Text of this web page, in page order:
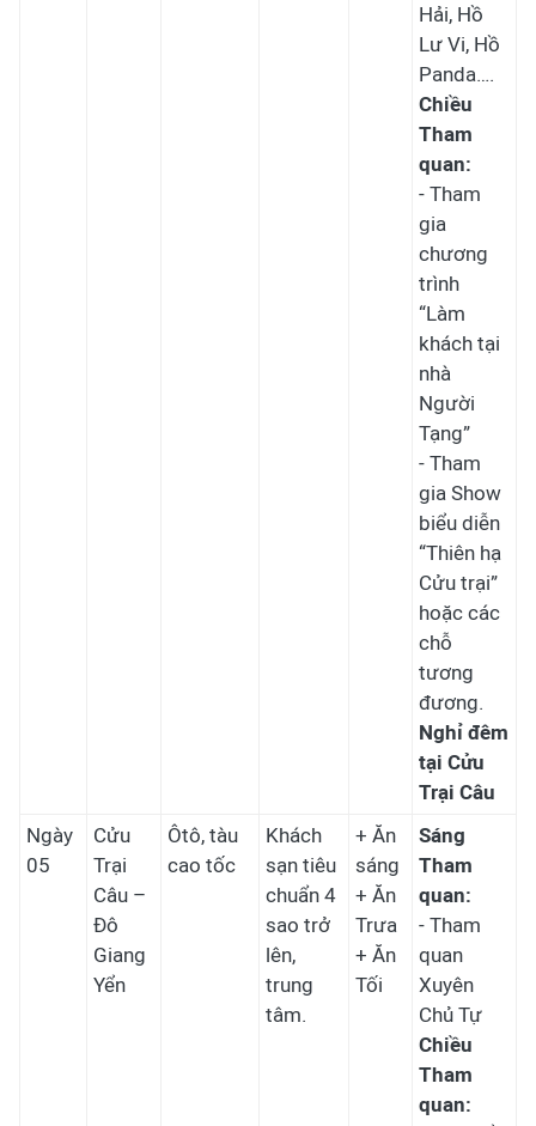
Hải, Hồ
Lư Vi, Hồ
Panda….
Chiều
Tham
quan:
- Tham
gia
chương
trình
“Làm
khách tại
nhà
Người
Tạng”
- Tham
gia Show
biểu diễn
“Thiên hạ
Cửu trại”
hoặc các
chỗ
tương
đương.
Nghỉ đêm
tại Cửu
Trại Câu
Ngày
05
Cửu
Trại
Câu –
Đô
Giang
Yển
Ôtô, tàu
cao tốc
Khách
sạn tiêu
chuẩn 4
sao trở
lên,
trung
tâm.
+ Ăn
sáng
+ Ăn
Trưa
+ Ăn
Tối
Sáng
Tham
quan:
- Tham
quan
Xuyên
Chủ Tự
Chiều
Tham
quan: